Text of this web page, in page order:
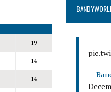
19
14
14
—